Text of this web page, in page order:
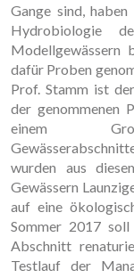
Gange sind,
Hydrobiologie
Modellgewässern
dafür Proben
Prof. Stamm ist
der genommenen
einem
wurden aus
Gewässern
auf eine
Sommer 2017
Abschnitt
Testlauf der